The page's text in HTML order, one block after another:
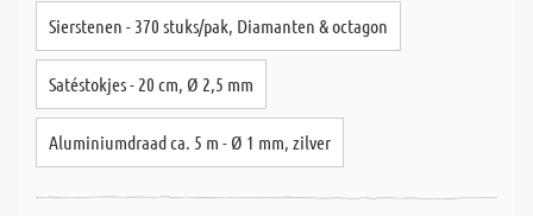
Sierstenen - 370 stuks/pak, Diamanten & octagon
Satéstokjes - 20 cm, Ø 2,5 mm
Aluminiumdraad ca. 5 m - Ø 1 mm, zilver